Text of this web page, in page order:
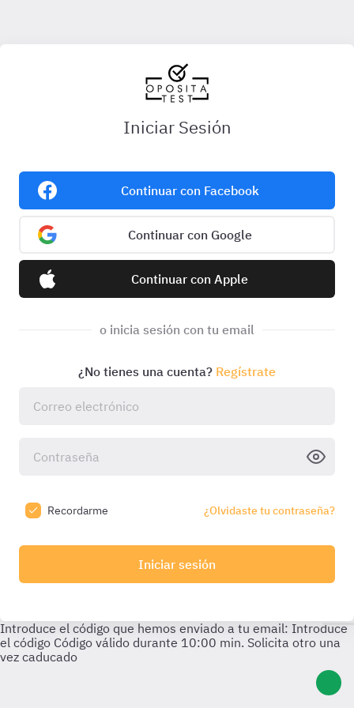
Iniciar Sesión
Continuar con Facebook
Continuar con Google
Continuar con Apple
o inicia sesión con tu email
¿No tienes una cuenta? Regístrate
Recordarme ¿Olvidaste tu contraseña?
Iniciar sesión
Introduce el código que hemos enviado a tu email: Introduce
el código Código válido durante 10:00 min. Solicita otro una
vez caducado